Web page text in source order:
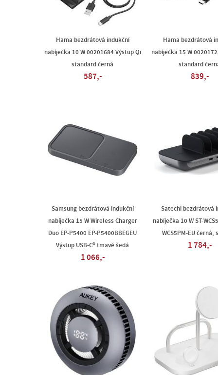
Hama bezdrátová indukční
nabíječka 10 W 00201684 Výstup Qi
standard černá
587,-
Hama bezdrátová
nabíječka 15 W
standard
839,-
Samsung bezdrátová indukční
nabíječka 15 W Wireless Charger
Duo EP-P5400 EP-P5400BBEGEU
Výstup USB-C® tmavě šedá
1 066,-
Satechi bezdrátová
nabíječka 10 W ST-
WCS5PM-EU černá,
1 784,-